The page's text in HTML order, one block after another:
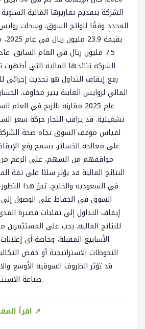
المحدد وفقًا للوائح السوق. وسجلت
7.5 مليون ريال في العام السابق.
الشركة نتائجها المالية التي أظهرت
رفع إيقاف التداول هو تحديث إجرائي
المالي لروايس العابنة يثير مخاوف.
عام 2025 مقارنة بالربح في
تشغيلية. قد يراقب التجار حركة سعر
لقياس موقف السوق تجاه صحة الشركة
على معالجة الخسائر. يسمح رفع
مواقفهم من السهم، على الرغم من
النتائج المالية قد يؤثر سلبًا على ثقة
في السعودية والخليج، يُبرز هذا
السوق في الحفاظ على الوصول إلى
إيقاف التداول إلى تقلبات قصيرة
للنتائج المالية. يجب على
الأسابيع المقبلة، وخاصة أي
التحوطات الاستراتيجية أو خفض
قد تؤثر الظروف السوقية الأوسع
صناعة الاستثمار على مسار السهم.
اقرأ المقال كاملاً من المصدر ↗